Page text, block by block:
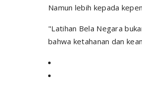
Namun lebih kepada
"Latihan Bela Negara
bahwa ketahanan dan